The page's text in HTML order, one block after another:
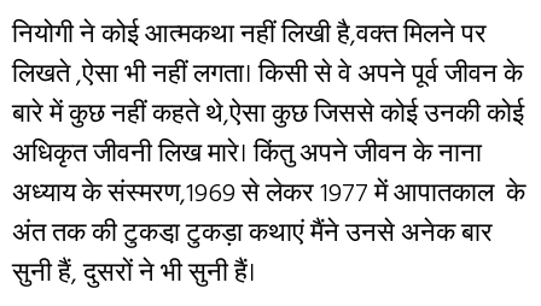
नियोगी ने कोई आत्मकथा नहीं लिखी है,वक्त मिलने पर
लिखते ,ऐसा भी नहीं लगता। किसी से वे अपने पूर्व जीवन के
बारे में कुछ नहीं कहते थे,ऐसा कुछ जिससे कोई उनकी कोई
अधिकृत जीवनी लिख मारे। किंतु अपने जीवन के नाना
अध्याय के संस्मरण,1969 से लेकर 1977 में आपातकाल के
अंत तक की टुकडा़ टुकड़ा कथाएं मैंने उनसे अनेक बार
सुनी हैं, दुसरों ने भी सुनी हैं।